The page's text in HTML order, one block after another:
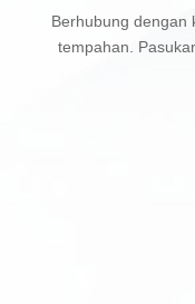
Berhubung dengan
tempahan.